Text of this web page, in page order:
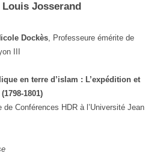
Louis Josserand
Dockès, Professeure émérite de
III
en terre d’islam : L’expédition et
1801)
de Conférences HDR à l’Université Jean